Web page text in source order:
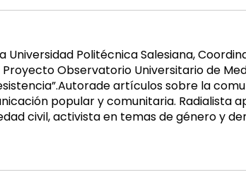
Politécnica Salesiana,
Observatorio Universitario de
artículos sobre la
popular y comunitaria. Radialista
civil, activista en temas de género y